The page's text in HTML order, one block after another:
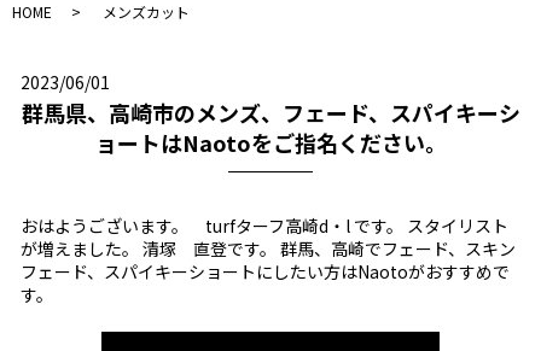
HOME メンズカット
2023/06/01
群馬県、高崎市のメンズ、フェード、スパイキーシ
ョートはNaotoをご指名ください。
おはようございます。 turfターフ高崎d・l です。 スタイリスト
が増えました。 清塚 直登です。 群馬、高崎でフェード、スキン
フェード、スパイキーショートにしたい方はNaotoがおすすめで
す。